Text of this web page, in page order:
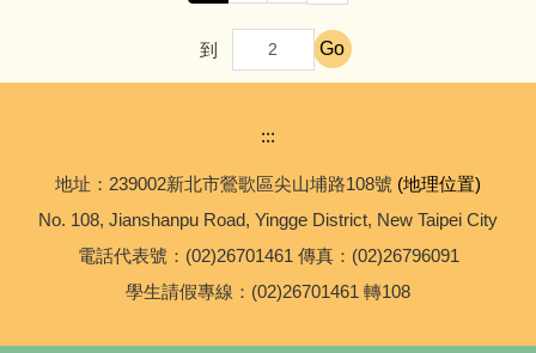
校園開放時間
校園場地預約
到 Go
:::
地址：239002新北市鶯歌區尖山埔路108號 (地理位置)
No. 108, Jianshanpu Road, Yingge District, New Taipei City
電話代表號：(02)26701461 傳真：(02)26796091
學生請假專線：(02)26701461 轉108